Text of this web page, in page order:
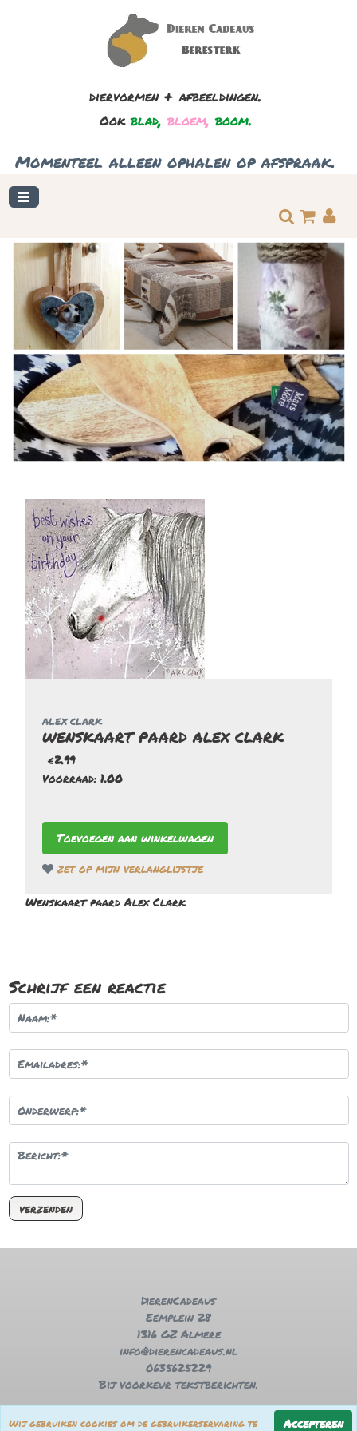
diervormen+afbeeldingen.
Ook blad, bloem,boom.
Momenteel alleen ophalen op afspraak.
ALEX CLARK
WENSKAART PAARD ALEX CLARK
€2.99
Voorraad: 1.00
zet op mijn verlanglijstje
Wenskaart paard Alex Clark
Schrijf een reactie
DierenCadeaus
Eemplein 28
1316 GZ Almere
info@dierencadeaus.nl
0635625229
Bij voorkeur tekstberichten.
Contactpagina
Wij gebruiken cookies om de gebruikerservaring te Accepteren